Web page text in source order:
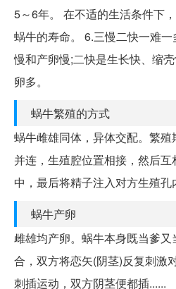
5～6年。 在不适的生活条件下
蜗牛的寿命。 6.三慢二快一难
慢和产卵慢;二快是生长快、缩
卵多。
蜗牛繁殖的方式
蜗牛雌雄同体，异体交配。繁
并连，生殖腔位置相接，然后
中，最后将精子注入对方生殖孔
蜗牛产卵
雌雄均产卵。蜗牛本身既当爹
合，双方将恋矢(阴茎)反复刺激
刺插运动，双方阴茎便都插......